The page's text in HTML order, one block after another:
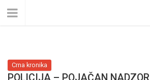
Crna kronika